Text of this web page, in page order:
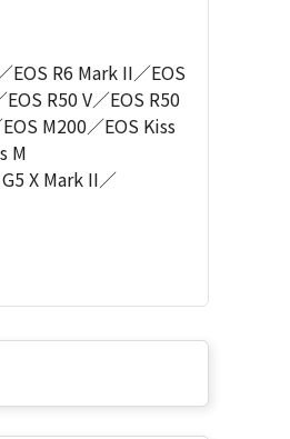
EOS R6 Mark II／EOS
R50 V／EOS R50
M200／EOS Kiss
M
X Mark II／